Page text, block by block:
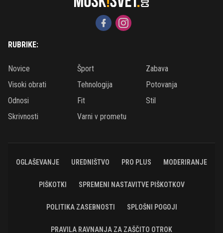
RUBRIKE:
Novice Šport
Zabava
Visoki obrati
Tehnologija
Potovanja
Odnosi
Fit
Stil
Skrivnosti
Varni v prometu
OGLAŠEVANJE UREDNIŠTVO PRO PLUS MODERIRANJE
PIŠKOTKI SPREMENI NASTAVITVE PIŠKOTKOV
POLITIKA ZASEBNOSTI SPLOŠNI POGOJI
PRAVILA RAVNANJA ZA ZAŠČITO OTROK